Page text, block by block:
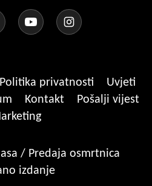
Politika privatnosti
Uvjeti
Kontakt
Pošalji vijest
/ Predaja osmrtnica
izdanje